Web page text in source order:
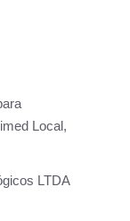
Local,
LTDA